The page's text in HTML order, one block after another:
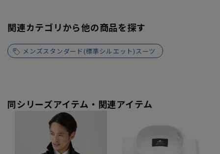
関連カテゴリから他の商品を探す
メンズスタンダード(標準シルエット)スーツ
同シリーズアイテム・関連アイテム